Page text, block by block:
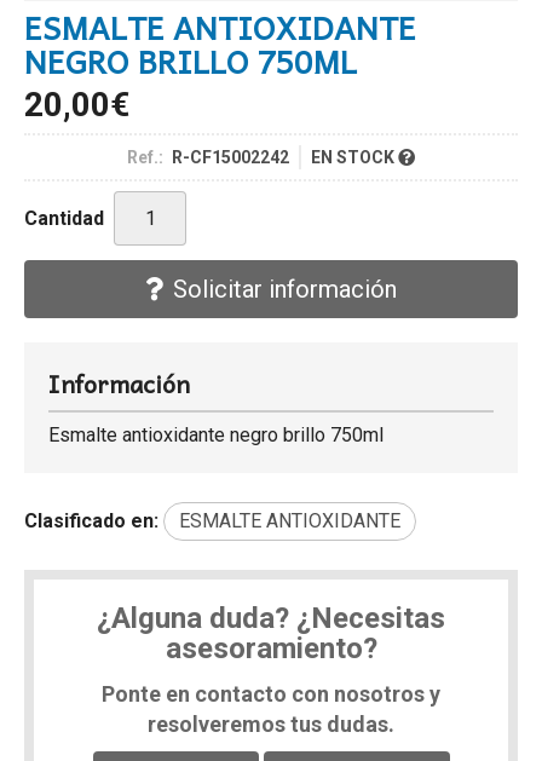
ESMALTE ANTIOXIDANTE
NEGRO BRILLO 750ML
20,00€
Ref.: R-CF15002242 EN STOCK
Cantidad
Solicitar información
Información
Esmalte antioxidante negro brillo 750ml
Clasificado en: ESMALTE ANTIOXIDANTE
¿Alguna duda? ¿Necesitas
asesoramiento?
Ponte en contacto con nosotros y
resolveremos tus dudas.